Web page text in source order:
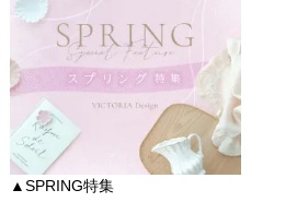
▲SPRING特集